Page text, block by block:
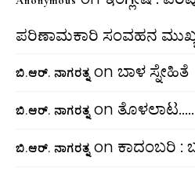
ಪರಿಣಾಮಕಾರಿ ಸಂವಹನ
ಬಿ.ಆರ್. ನಾಗರತ್ನ on ಬಾಳ ಸ್ನೇಹಿತೆ
ಬಿ.ಆರ್. ನಾಗರತ್ನ on ತೊಳಲಾಟ…..
ಬಿ.ಆರ್. ನಾಗರತ್ನ on ಕಾದಂಬರಿ :